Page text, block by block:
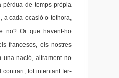
pèrdua de temps pròpia
a cada ocasió o tothora,
no? Oi que havent-ho
francesos, els nostres
una nació, altrament no
tot intentant fer-